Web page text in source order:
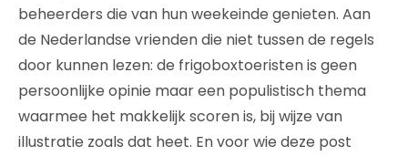
beheerders die van hun weekeinde genieten. Aan
de Nederlandse vrienden die niet tussen de regels
door kunnen lezen: de frigoboxtoeristen is geen
persoonlijke opinie maar een populistisch thema
waarmee het makkelijk scoren is, bij wijze van
illustratie zoals dat heet. En voor wie deze post